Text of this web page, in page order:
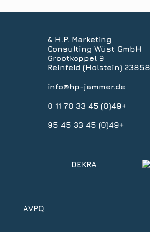
H.P. Marketing &
Consulting Wüst GmbH
Grootkoppel 9
23858 Reinfeld (Holstein)
info@hp-jammer.de
+49(0) 45 33 70 11 0
+49(0) 45 33 45 95